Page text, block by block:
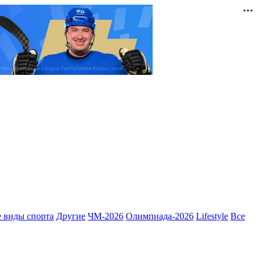
виды спорта Другие ЧМ-2026 Олимпиада-2026 Lifestyle Все